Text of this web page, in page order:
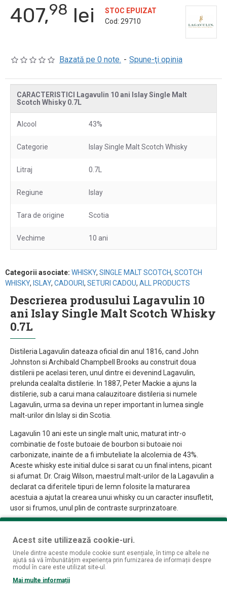
Bazată pe 0 note. - Spune-ţi opinia
407,98 lei
STOC EPUIZAT
Cod: 29710
CARACTERISTICI Lagavulin 10 ani Islay Single Malt
Scotch Whisky 0.7L
Alcool 43%
Categorie Islay Single Malt Scotch Whisky
Litraj 0.7L
Regiune Islay
Tara de origine Scotia
Vechime 10 ani
Categorii asociate: WHISKY, SINGLE MALT SCOTCH, SCOTCH
WHISKY, ISLAY, CADOURI, SETURI CADOU, ALL PRODUCTS
Descrierea produsului Lagavulin 10
ani Islay Single Malt Scotch Whisky
0.7L
Distileria Lagavulin dateaza oficial din anul 1816, cand John
Johnston si Archibald Champbell Brooks au construit doua
distilerii pe acelasi teren, unul dintre ei devenind Lagavulin,
prelunda cealalta distilerie. In 1887, Peter Mackie a ajuns la
distilerie, sub a carui mana calauzitoare distileria si numele
Lagavulin, urma sa devina un reper important in lumea single
malt-urilor din Islay si din Scotia.
Lagavulin 10 ani este un single malt unic, maturat intr-o
combinatie de foste butoaie de bourbon si butoaie noi
carbonizate, inainte de a fi imbuteliate la alcolemia de 43%.
Aceste whisky este initial dulce si sarat cu un final intens, picant
si afumat. Dr. Craig Wilson, maestrul malt-urilor de la Lagavulin a
declarat ca diferitele tipuri de lemn folosite la maturarea
acestuia a ajutat la crearea unui whisky cu un caracter insufletit,
usor si frumos, unul plin de contraste surprinzatoare.
miere, ceara, turba si note de caise, piersica si struguri albi
Gust: Gustul acestui single malt este unul apos, cu note de mere
si pere si note de piper si turba
Finish: Finish-ul este scurt cu note de camfor si turba
Acest site utilizează cookie-uri.
Unele dintre aceste module cookie sunt esențiale, în timp ce altele ne
ajută să vă îmbunătățim experiența prin furnizarea de informații despre
modul în care este utilizat site-ul.
Mai multe informații